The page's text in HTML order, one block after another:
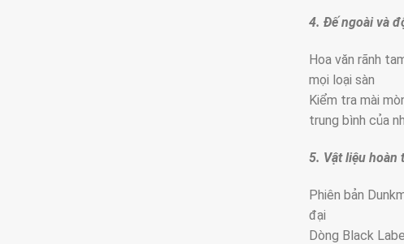
4. Đế ngoài và
Hoa văn rãnh
mọi loại sàn
Kiểm tra mài
trung bình của
5. Vật liệu hoàn
Phiên bản
đại
Dòng Black